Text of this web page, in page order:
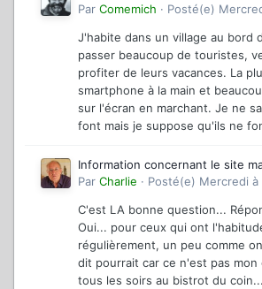
Par Comemich · Posté(e)
J'habite dans un village au bord
passer beaucoup de touristes,
profiter de leurs vacances. La
smartphone à la main et
sur l'écran en marchant. Je ne
font mais je suppose qu'ils ne
Information concernant le site
Par Charlie · Posté(e) Mercredi à
C'est LA bonne question...
Oui... pour ceux qui ont
régulièrement, un peu comme
dit pourrait car ce n'est pas mon
tous les soirs au bistrot du